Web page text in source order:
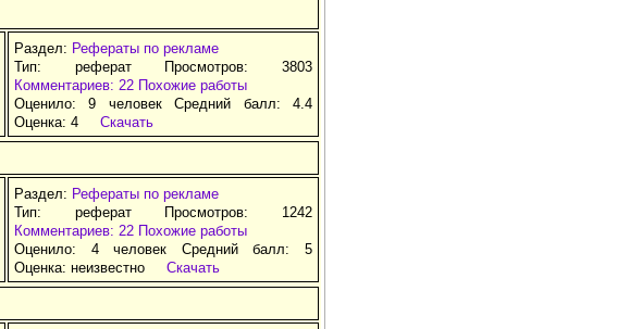
Раздел: Рефераты по рекламе
Тип: реферат Просмотров: 3803
Комментариев: 22 Похожие работы
Оценило: 9 человек Средний балл: 4.4
Оценка: 4 Скачать
Раздел: Рефераты по рекламе
Тип: реферат Просмотров: 1242
Комментариев: 22 Похожие работы
Оценило: 4 человек Средний балл: 5
Оценка: неизвестно Скачать